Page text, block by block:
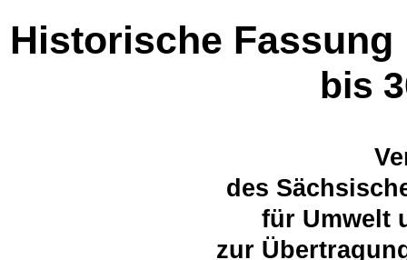
Historische Fassung
bis
des
für Umwelt
zur